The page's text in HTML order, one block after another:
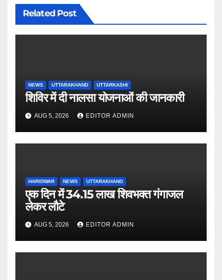
Related Post
NEWS UTTARAKHAND UTTARKASHI
शिविर में दी नालसा योजनाओं की जानकारी
AUG 5, 2026 EDITOR ADMIN
HARIDWAR NEWS UTTARAKHAND
एक दिन में 34.15 लाख शिवभक्त गंगाजल
लेकर लौटे
AUG 5, 2026 EDITOR ADMIN